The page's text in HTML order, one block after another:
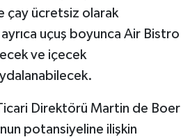
çay ücretsiz olarak
uçuş boyunca Air Bistro
ve içecek
Direktörü Martin de Boer
potansiyeline ilişkin